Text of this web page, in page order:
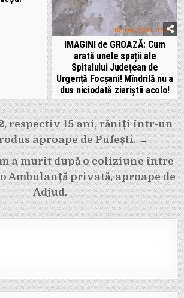
IMAGINI de GROAZĂ: Cum
arată unele spații ale
Spitalului Județean de
Urgență Focșani! Mîndrilă nu a
dus niciodată ziariștii acolo!
respectiv 15 ani, răniți într-un
aproape de Pufești. →
a murit după o coliziune între
Ambulanță privată, aproape de
Adjud.